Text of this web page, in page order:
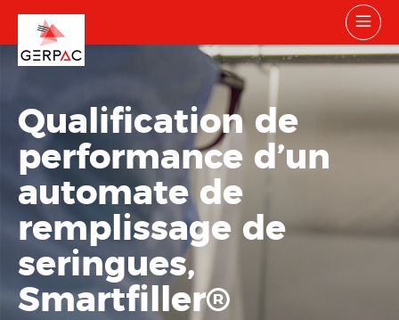
Qualification de
performance d’un
automate de
remplissage de
seringues,
Smartfiller®